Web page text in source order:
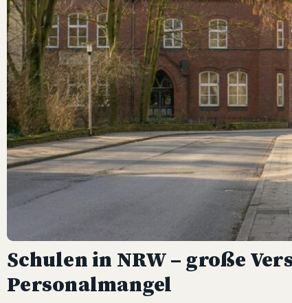
Schulen in NRW – große
Personalmangel